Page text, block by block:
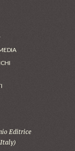
Editrice